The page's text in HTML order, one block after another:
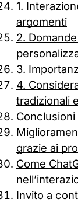
1.
argomenti
2.
3.
4.
tradizionali
Conclusioni
grazie ai
Come
Invito a